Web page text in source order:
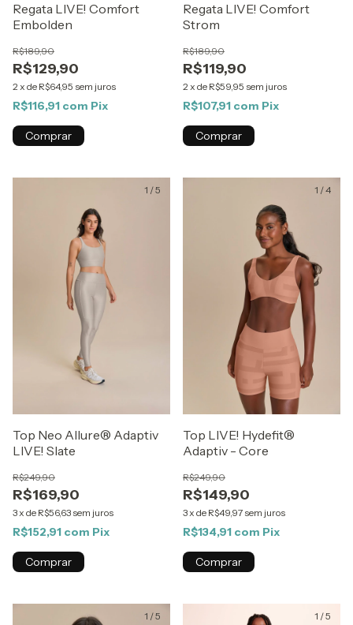
Regata LIVE! Comfort
Embolden
R$129,90
R$189,90
2 x de R$64,95 sem juros
R$116,91 com Pix
Comprar
Regata LIVE! Comfort
Strom
R$119,90
R$189,90
2 x de R$59,95 sem juros
R$107,91 com Pix
Comprar
1 /5
Top Neo Allure® Adaptiv
LIVE! Slate
R$169,90
R$249,90
3x de R$56,63 sem juros
R$152,91 com Pix
Comprar
1 /4
Top LIVE! Hydefit®
Adaptiv - Core
R$149,90
R$249,90
3x de R$49,97 sem juros
R$134,91 com Pix
Comprar
1 /5 1 /5